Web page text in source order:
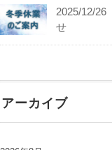
2025/12/
せ
アーカイブ